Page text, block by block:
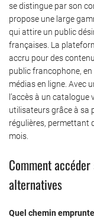
se distingue par son
propose une large
qui attire un public
françaises. La
accru pour des
public francophone,
médias en ligne. Avec
l’accès à un
utilisateurs grâce à sa
régulières, permettant
mois.
Comment
alternatives
Quel chemin